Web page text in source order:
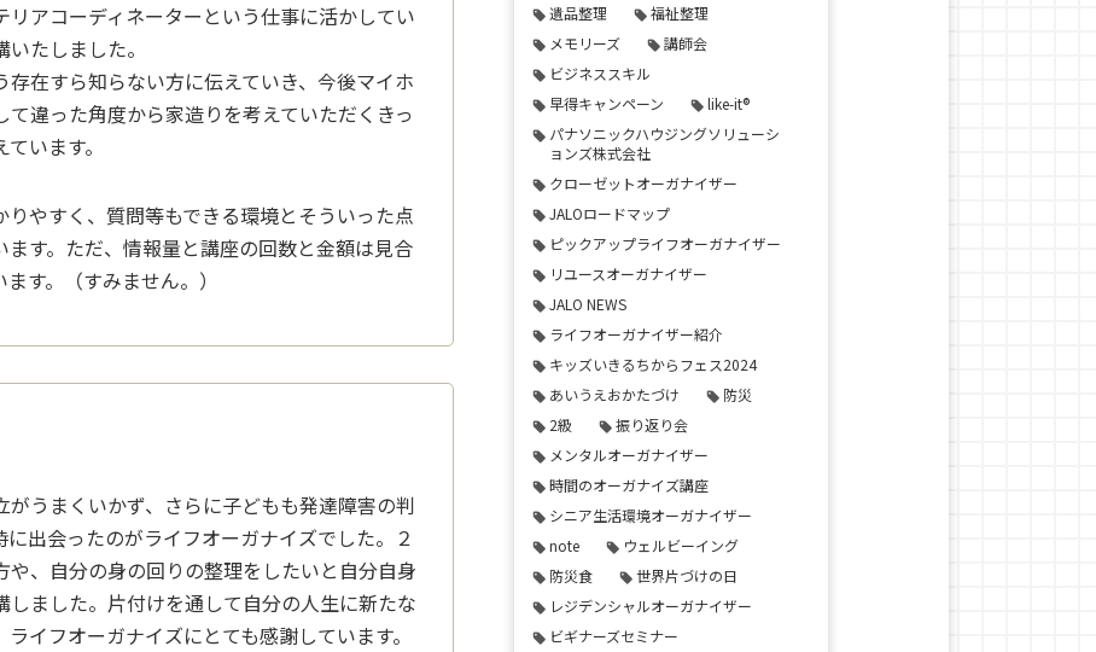
リアコーディネーターという仕事に活かしてい
たしました。
存在すら知らない方に伝えていき、今後マイホ
違った角度から家造りを考えていただくきっ
います。
りやすく、質問等もできる環境とそういった点
ます。ただ、情報量と講座の回数と金額は見合
す。（すみません。）
がうまくいかず、さらに子どもも発達障害の判
に出会ったのがライフオーガナイズでした。２
、自分の身の回りの整理をしたいと自分自身
ました。片付けを通して自分の人生に新たな
ライフオーガナイズにとても感謝しています。
遺品整理
福祉整理
メモリーズ
講師会
ビジネススキル
早得キャンペーン
like-it®
パナソニックハウジングソリューシ
ョンズ株式会社
クローゼットオーガナイザー
JALOロードマップ
ピックアップライフオーガナイザー
リユースオーガナイザー
JALO NEWS
ライフオーガナイザー紹介
キッズいきるちからフェス2024
あいうえおかたづけ
防災
2級
振り返り会
メンタルオーガナイザー
時間のオーガナイズ講座
シニア生活環境オーガナイザー
note
ウェルビーイング
防災食
世界片づけの日
レジデンシャルオーガナイザー
ビギナーズセミナー